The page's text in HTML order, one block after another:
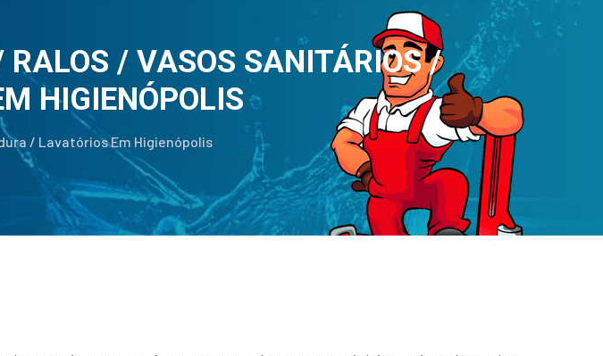
/ VASOS SANITÁRIOS /
HIGIENÓPOLIS
/ Lavatórios Em Higienópolis